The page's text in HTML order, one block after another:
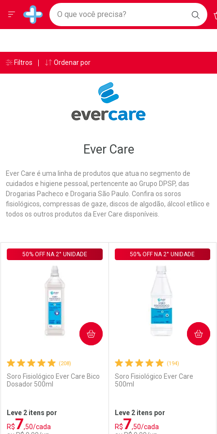
Drogarias Pacheco
Baixe nosso APP e aproveite Ofertas Exclusivas!
O
Ir direto para a home
pela página
Ir direto para o conteúdo
Ir direto para a busca
Ir direto para a ajuda
Ir direto para a notificações
Faça a sua busca
O que você precisa?
Menu
Breadcrumb
Drogarias Pacheco Ever Care
Ever Care
Ever Care é uma linha de produtos que atua no segmento de
cuidados e higiene pessoal, pertencente ao Grupo DPSP, das
Drogarias Pacheco e Drogaria São Paulo. Confira os soros
fisiológicos, compressas de gaze, discos de algodão, álcool etílico e
todos os outros produtos da Ever Care disponíveis.
Prateleira
(208)
Soro Fisiológico Ever Care Bico
Dosador 500ml
50% OFF NA 2° UNIDADE
Leve 2 itens por
R$7,50/cada
COMPRAR
(194)
Soro Fisiológico Ever Care
500ml
50% OFF NA 2° UNIDADE
Leve 2 itens por
R$7,50/cada
COMPRAR
Âncoras
Filtros Ordenar por